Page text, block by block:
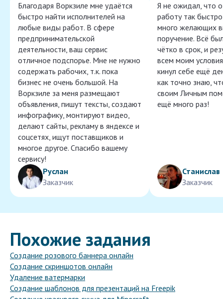
Благодаря Воркзиле мне удаётся
быстро найти исполнителей на
любые виды работ. В сфере
предпринимательской
деятельности, ваш сервис
отличное подспорье. Мне не нужно
содержать рабочих, т.к. пока
бизнес не очень большой. На
Воркзиле за меня размещают
объявления, пишут тексты, создают
инфографику, монтируют видео,
делают сайты, рекламу в яндексе и
соцсетях, ищут поставщиков и
многое другое. Спасибо вашему
сервису!
Руслан
Заказчик
Я не ожидал, что
работу так
много желающих
поручение. Всё
чётко в срок, и
всем моим
кинул себе ещё
как точно знаю,
своим Личным
ещё много раз!
Станислав
Заказчик
Похожие задания
Создание розового баннера онлайн
Создание скриншотов онлайн
Удаление ватермарки
Создание шаблонов для презентаций на Freepik